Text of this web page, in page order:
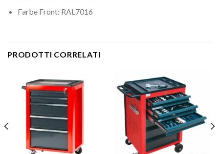
Farbe Front: RAL7016
PRODOTTI CORRELATI